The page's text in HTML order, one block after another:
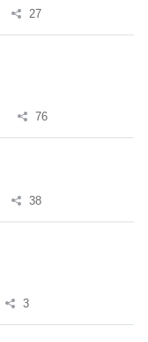
27
76
38
3